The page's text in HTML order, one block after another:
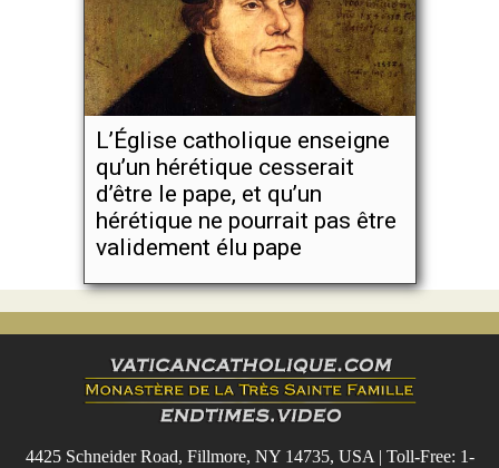
L’Église catholique enseigne
qu’un hérétique cesserait
d’être le pape, et qu’un
hérétique ne pourrait pas être
validement élu pape
4425 Schneider Road, Fillmore, NY 14735, USA | Toll-Free: 1-